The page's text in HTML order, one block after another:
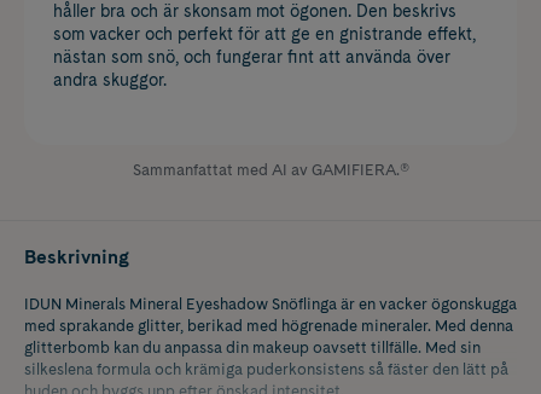
håller bra och är skonsam mot ögonen. Den beskrivs
som vacker och perfekt för att ge en gnistrande effekt,
nästan som snö, och fungerar fint att använda över
andra skuggor.
Sammanfattat med AI av GAMIFIERA.®
Beskrivning
IDUN Minerals Mineral Eyeshadow Snöflinga är en vacker ögonskugga
med sprakande glitter, berikad med högrenade mineraler. Med denna
glitterbomb kan du anpassa din makeup oavsett tillfälle. Med sin
silkeslena formula och krämiga puderkonsistens så fäster den lätt på